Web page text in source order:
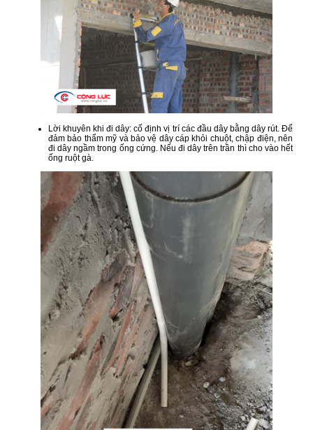
Lời khuyên khi đi dây: cố định vị trí các đầu dây bằng dây rút. Để
đảm bảo thẩm mỹ và bảo vệ dây cáp khỏi chuột, chập điện, nên
đi dây ngầm trong ống cứng. Nếu đi dây trên trần thì cho vào hết
ống ruột gà.